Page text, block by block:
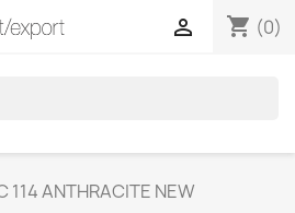
shopping_cart (0)

114 ANTHRACITE NEW